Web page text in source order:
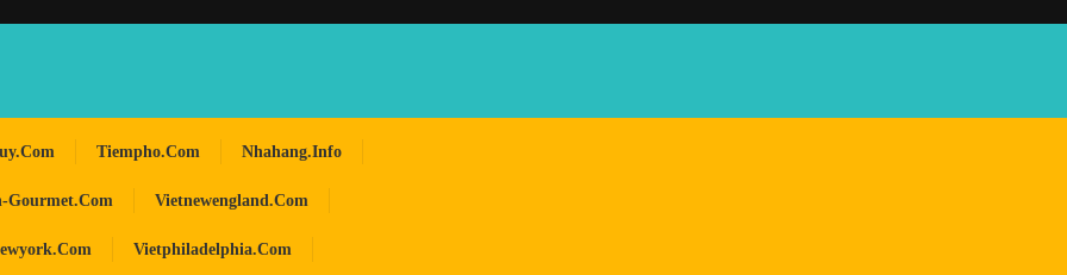
Tiempho.com Nhahang.info
Gourmet.com Vietnewengland.com
Vietphiladelphia.com